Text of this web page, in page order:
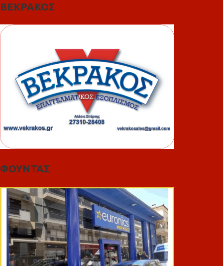
ΒΕΚΡΑΚΟΣ
ΦΟΥΝΤΑΣ